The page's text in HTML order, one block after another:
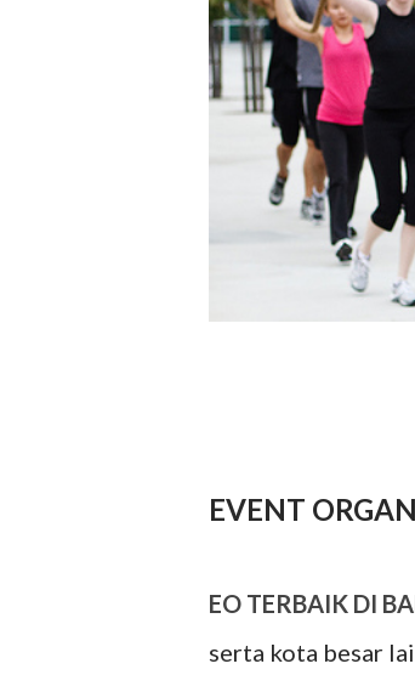
EVENT
EO TERBAIK DI
serta kota besar